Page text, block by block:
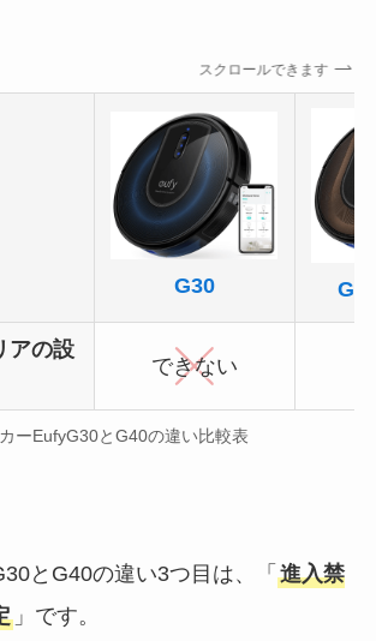
スクロールできます
G30
アの設
できない
ーEufyG30とG40の違い比較表
とG40の違い3つ目は、「 進入禁
」です。